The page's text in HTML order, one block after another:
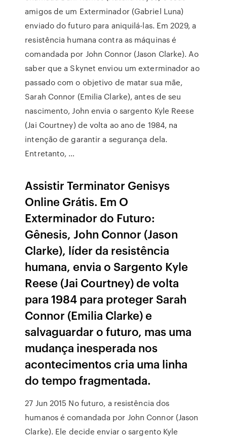
amigos de um Exterminador (Gabriel Luna)
enviado do futuro para aniquilá-las. Em 2029, a
resistência humana contra as máquinas é
comandada por John Connor (Jason Clarke). Ao
saber que a Skynet enviou um exterminador ao
passado com o objetivo de matar sua mãe,
Sarah Connor (Emilia Clarke), antes de seu
nascimento, John envia o sargento Kyle Reese
(Jai Courtney) de volta ao ano de 1984, na
intenção de garantir a segurança dela.
Entretanto, …
Assistir Terminator Genisys
Online Grátis. Em O
Exterminador do Futuro:
Gênesis, John Connor (Jason
Clarke), líder da resistência
humana, envia o Sargento Kyle
Reese (Jai Courtney) de volta
para 1984 para proteger Sarah
Connor (Emilia Clarke) e
salvaguardar o futuro, mas uma
mudança inesperada nos
acontecimentos cria uma linha
do tempo fragmentada.
27 Jun 2015 No futuro, a resistência dos
humanos é comandada por John Connor (Jason
Clarke). Ele decide enviar o sargento Kyle